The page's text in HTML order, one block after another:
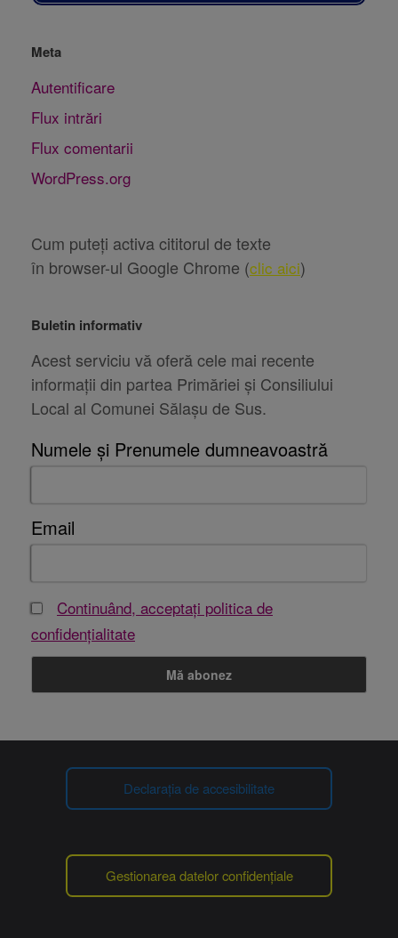
Meta
Autentificare
Flux intrări
Flux comentarii
WordPress.org
Cum puteți activa cititorul de texte
în browser-ul Google Chrome (clic aici)
Buletin informativ
Acest serviciu vă oferă cele mai recente
informații din partea Primăriei și Consiliului
Local al Comunei Sălașu de Sus.
Numele și Prenumele dumneavoastră
Email
Continuând, acceptați politica de
confidențialitate
Declarația de accesibilitate
Gestionarea datelor confidențiale